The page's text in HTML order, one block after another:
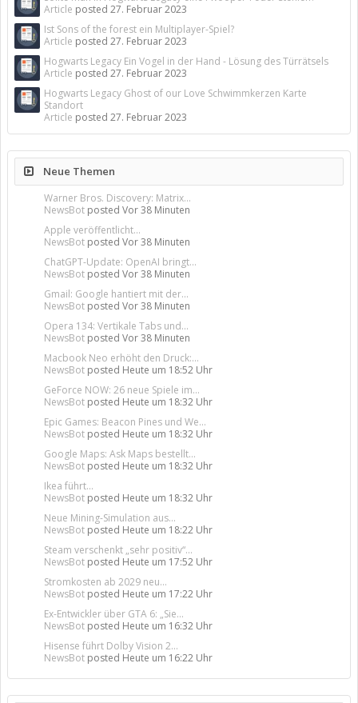
Article posted 27. Februar 2023
Ist Sons of the forest ein Multiplayer-Spiel?
Article posted 27. Februar 2023
Hogwarts Legacy Ein Vogel in der Hand - Lösung des Türrätsels
Article posted 27. Februar 2023
Hogwarts Legacy Ghost of our Love Schwimmkerzen Karte
Standort
Article posted 27. Februar 2023
Neue Themen
Warner Bros. Discovery: Matrix...
NewsBot posted Vor 38 Minuten
Apple veröffentlicht...
NewsBot posted Vor 38 Minuten
ChatGPT-Update: OpenAI bringt...
NewsBot posted Vor 38 Minuten
Gmail: Google hantiert mit der...
NewsBot posted Vor 38 Minuten
Opera 134: Vertikale Tabs und...
NewsBot posted Vor 38 Minuten
Macbook Neo erhöht den Druck:...
NewsBot posted Heute um 18:52 Uhr
GeForce NOW: 26 neue Spiele im...
NewsBot posted Heute um 18:32 Uhr
Epic Games: Beacon Pines und We...
NewsBot posted Heute um 18:32 Uhr
Google Maps: Ask Maps bestellt...
NewsBot posted Heute um 18:32 Uhr
Ikea führt...
NewsBot posted Heute um 18:32 Uhr
Neue Mining-Simulation aus...
NewsBot posted Heute um 18:22 Uhr
Steam verschenkt „sehr positiv“...
NewsBot posted Heute um 17:52 Uhr
Stromkosten ab 2029 neu...
NewsBot posted Heute um 17:22 Uhr
Ex-Entwickler über GTA 6: „Sie...
NewsBot posted Heute um 16:32 Uhr
Hisense führt Dolby Vision 2...
NewsBot posted Heute um 16:22 Uhr